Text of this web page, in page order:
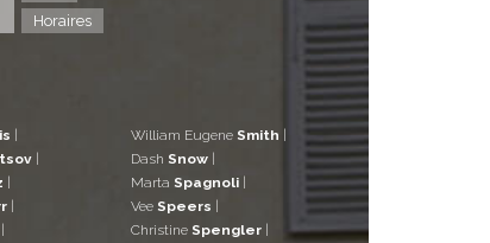
Horaires
|
|
|
|
|
William Eugene Smith |
Dash Snow |
Marta Spagnoli |
Vee Speers |
Christine Spengler |